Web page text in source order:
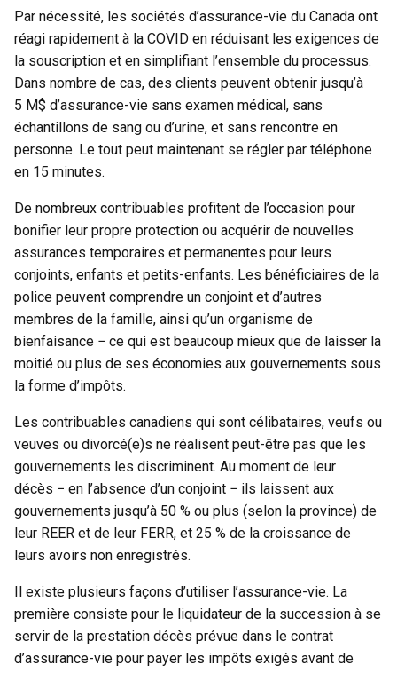
Par nécessité, les sociétés d’assurance-vie du Canada ont
réagi rapidement à la COVID en réduisant les exigences de
la souscription et en simplifiant l’ensemble du processus.
Dans nombre de cas, des clients peuvent obtenir jusqu’à
5 M$ d’assurance-vie sans examen médical, sans
échantillons de sang ou d’urine, et sans rencontre en
personne. Le tout peut maintenant se régler par téléphone
en 15 minutes.
De nombreux contribuables profitent de l’occasion pour
bonifier leur propre protection ou acquérir de nouvelles
assurances temporaires et permanentes pour leurs
conjoints, enfants et petits-enfants. Les bénéficiaires de la
police peuvent comprendre un conjoint et d’autres
membres de la famille, ainsi qu’un organisme de
bienfaisance − ce qui est beaucoup mieux que de laisser la
moitié ou plus de ses économies aux gouvernements sous
la forme d’impôts.
Les contribuables canadiens qui sont célibataires, veufs ou
veuves ou divorcé(e)s ne réalisent peut-être pas que les
gouvernements les discriminent. Au moment de leur
décès − en l’absence d’un conjoint − ils laissent aux
gouvernements jusqu’à 50 % ou plus (selon la province) de
leur REER et de leur FERR, et 25 % de la croissance de
leurs avoirs non enregistrés.
Il existe plusieurs façons d’utiliser l’assurance-vie. La
première consiste pour le liquidateur de la succession à se
servir de la prestation décès prévue dans le contrat
d’assurance-vie pour payer les impôts exigés avant de